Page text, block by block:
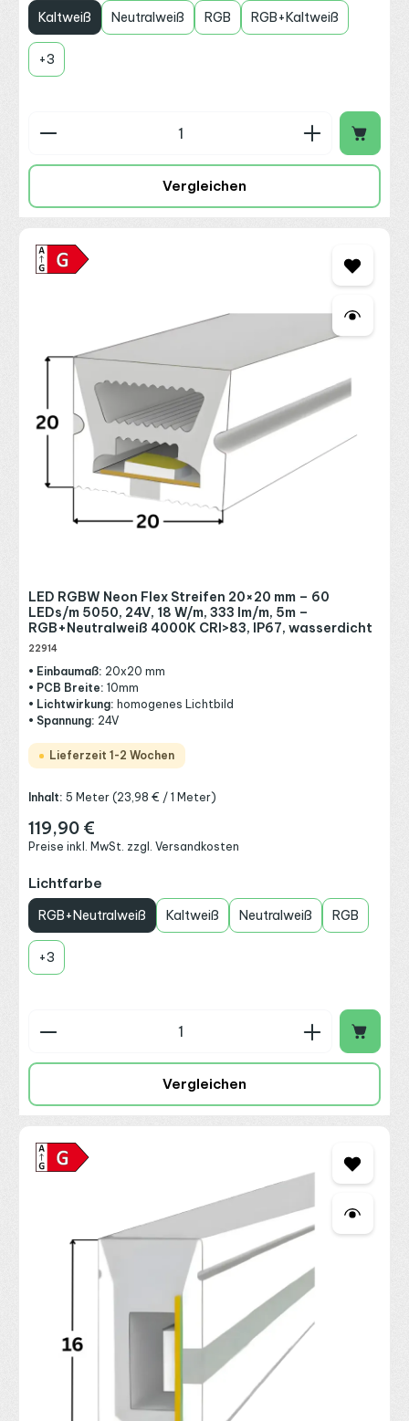
Kaltweiß Neutralweiß RGB RGB+Kaltweiß
+3
Produkt Anzahl: Gib den gewünschten Wert
Vergleichen
LED RGBW Neon Flex Streifen 20×20 mm – 60
LEDs/m 5050, 24V, 18 W/m, 333 lm/m, 5m –
RGB+Neutralweiß 4000K CRI>83, IP67, wasserdicht
22914
• Einbaumaß: 20x20 mm
• PCB Breite: 10mm
• Lichtwirkung: homogenes Lichtbild
• Spannung: 24V
Lieferzeit 1-2 Wochen
Inhalt:5 Meter(23,98 € / 1 Meter)
Regulärer Preis:
119,90 €
Preise inkl. MwSt. zzgl. Versandkosten
Lichtfarbe
RGB+Neutralweiß Kaltweiß Neutralweiß RGB
+3
Produkt Anzahl: Gib den gewünschten Wert
Vergleichen